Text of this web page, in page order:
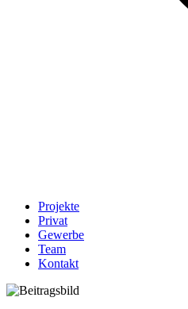
Projekte
Privat
Gewerbe
Team
Kontakt